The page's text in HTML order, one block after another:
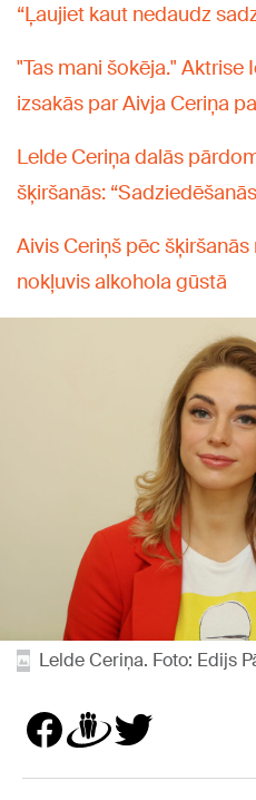
“Ļaujiet kaut nedaudz
"Tas mani šokēja." Aktrise
izsakās par Aivja Ceriņa
Lelde Ceriņa dalās
šķiršanās:
Aivis Ceriņš pēc
nokļuvis alkohola gūstā
Lelde Ceriņa. Foto: Edijs